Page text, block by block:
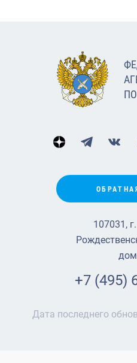
107031,
+7 (495)
Дата последнего